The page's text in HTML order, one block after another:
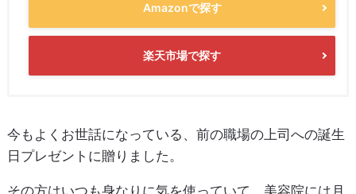
Amazonで探す
楽天市場で探す
今もよくお世話になっている、前の職場の上司への誕生
日プレゼントに贈りました。